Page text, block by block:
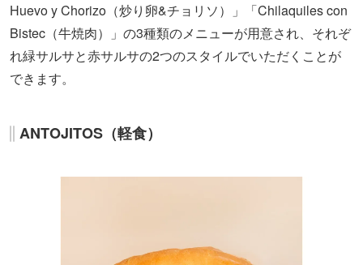
Huevo y Chorizo（炒り卵&チョリソ）」「Chilaquiles con
Bistec（牛焼肉）」の3種類のメニューが用意され、それぞ
れ緑サルサと赤サルサの2つのスタイルでいただくことが
できます。
ANTOJITOS（軽食）